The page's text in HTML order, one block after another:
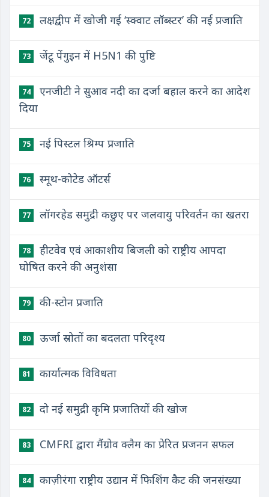
72 लक्षद्वीप में खोजी गई ‘स्क्वाट लॉब्स्टर’ की नई प्रजाति
73 जेंटू पेंगुइन में H5N1 की पुष्टि
74
एनजीटी ने सुआव नदी का दर्जा बहाल करने का आदेश
दिया
75 नई पिस्टल श्रिम्प प्रजाति
76 स्मूथ-कोटेड ऑटर्स
77 लॉगरहेड समुद्री कछुए पर जलवायु परिवर्तन का खतरा
78
हीटवेव एवं आकाशीय बिजली को राष्ट्रीय आपदा
घोषित करने की अनुशंसा
79 की-स्टोन प्रजाति
80 ऊर्जा स्रोतों का बदलता परिदृश्य
81 कार्यात्मक विविधता
82 दो नई समुद्री कृमि प्रजातियों की खोज
83 CMFRI द्वारा मैंग्रोव क्लैम का प्रेरित प्रजनन सफल
84 काज़ीरंगा राष्ट्रीय उद्यान में फिशिंग कैट की जनसंख्या